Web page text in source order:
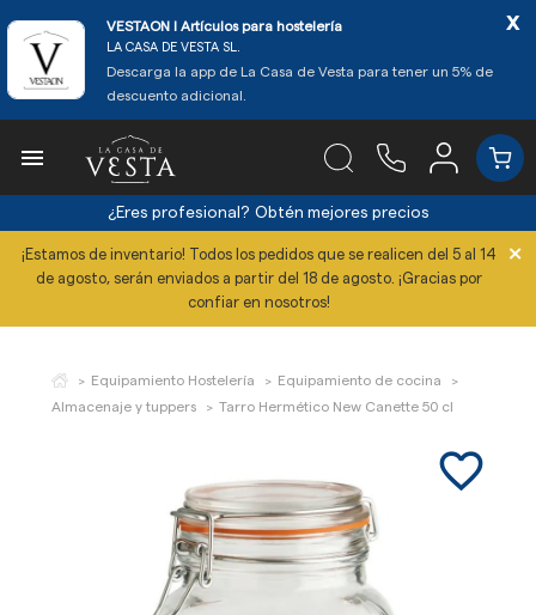
VESTAON l Artículos para hostelería
LA CASA DE VESTA SL.
Descarga la app de La Casa de Vesta para tener un 5% de
descuento adicional.
x

¿Eres profesional? Obtén mejores precios
¡Estamos de inventario! Todos los pedidos que se realicen del 5 al 14
de agosto, serán enviados a partir del 18 de agosto. ¡Gracias por
confiar en nosotros!
×
Equipamiento Hostelería
Equipamiento de cocina
Almacenaje y tuppers
Tarro Hermético New Canette 50 cl
favorite_border